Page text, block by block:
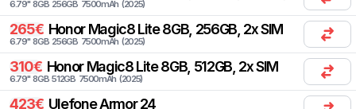
6.79" 8GB 256GB 7500mAh (2025)
265€ Honor Magic8 Lite 8GB, 256GB, 2x SIM
6.79" 8GB 256GB 7500mAh (2025)
310€ Honor Magic8 Lite 8GB, 512GB, 2x SIM
6.79" 8GB 512GB 7500mAh (2025)
423€ UlefoneArmor 24